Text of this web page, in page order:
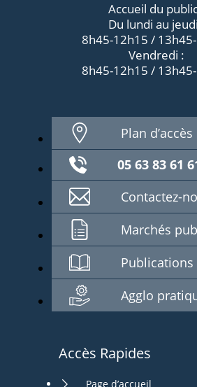
Accueil du
Du lundi au
8h45-12h15 /
Vendredi :
8h45-12h15 /
Plan d’accès
05 63 83 61
Contactez-
Marchés
Publications
Agglo
Accès Rapides
Page d’accueil